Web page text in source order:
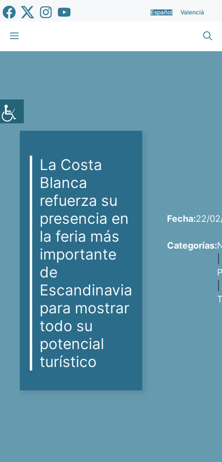
Saltar
al
contenido
Español Valencià
Menú
La Costa
Blanca
refuerza su
presencia en
la feria más
importante
de
Escandinavia
para mostrar
todo su
potencial
turístico
Fecha:22/
Categorías: